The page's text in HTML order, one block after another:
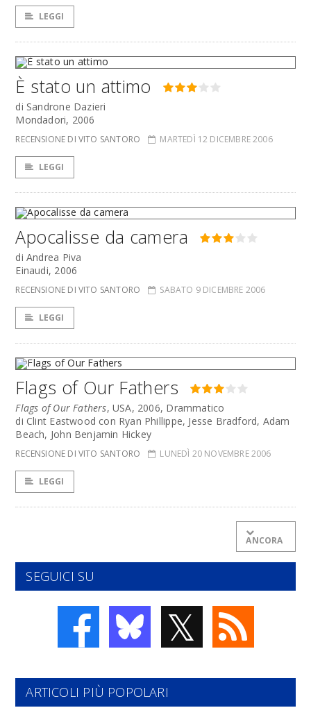
LEGGI
È stato un attimo
di Sandrone Dazieri
Mondadori, 2006
RECENSIONE DI VITO SANTORO MARTEDÌ 12 DICEMBRE 2006
LEGGI
Apocalisse da camera
di Andrea Piva
Einaudi, 2006
RECENSIONE DI VITO SANTORO SABATO 9 DICEMBRE 2006
LEGGI
Flags of Our Fathers
Flags of Our Fathers, USA, 2006, Drammatico
di Clint Eastwood con Ryan Phillippe, Jesse Bradford, Adam
Beach, John Benjamin Hickey
RECENSIONE DI VITO SANTORO LUNEDÌ 20 NOVEMBRE 2006
LEGGI
ANCORA
SEGUICI SU
𝕏
ARTICOLI PIÙ POPOLARI